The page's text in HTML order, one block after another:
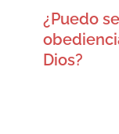
¿Puedo
Dios?